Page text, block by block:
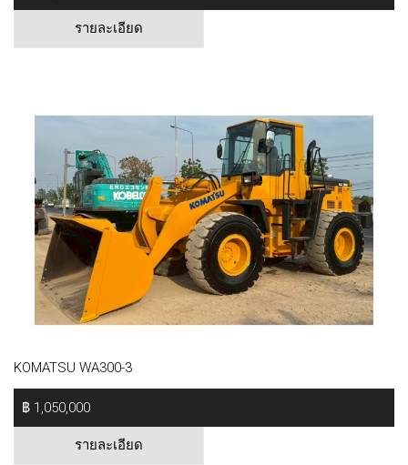
รายละเอียด
KOMATSU WA300-3
฿ 1,050,000
รายละเอียด